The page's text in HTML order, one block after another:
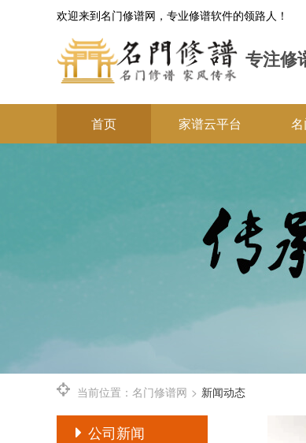
欢迎来到名门修谱网，专业修谱软件的领路人！
专注修
首页 家谱云平台
当前位置： 名门修谱网 > 新闻动态
公司新闻